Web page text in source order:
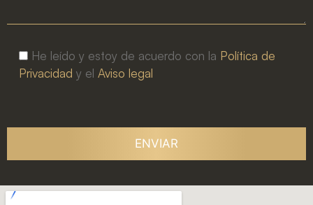
He leído y estoy de acuerdo con la Política de
Privacidad y el Aviso legal